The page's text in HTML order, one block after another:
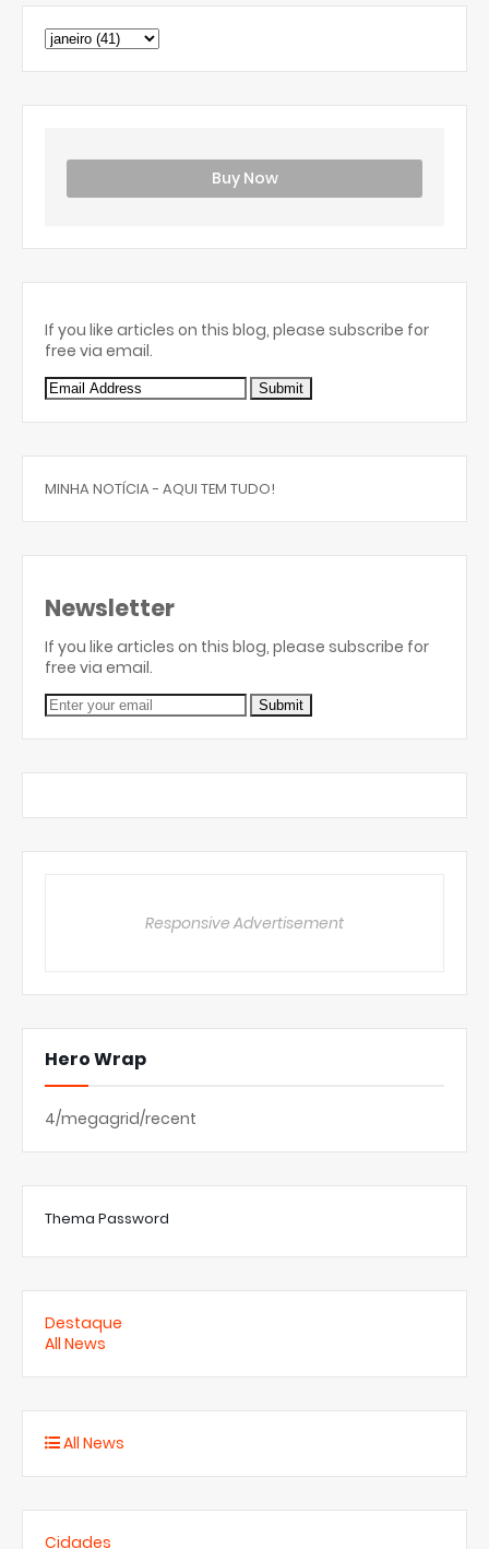
Buy Now
If you like articles on this blog, please subscribe for
free via email.
MINHA NOTÍCIA - AQUI TEM TUDO!
Newsletter
If you like articles on this blog, please subscribe for
free via email.
Responsive Advertisement
Hero Wrap
4/megagrid/recent
Thema Password
Destaque
All News
All News
Cidades